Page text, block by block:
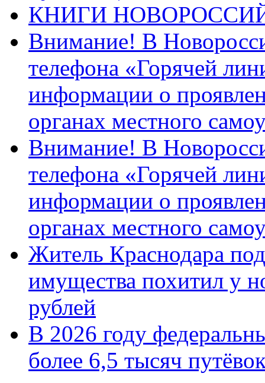
КНИГИ
Внимание! В
телефона «Горячей
информации о
органах местного
Внимание! В
телефона «Горячей
информации о
органах местного
Житель Краснодара
имущества похитил у
рублей
В 2026 году
более 6,5 тысяч